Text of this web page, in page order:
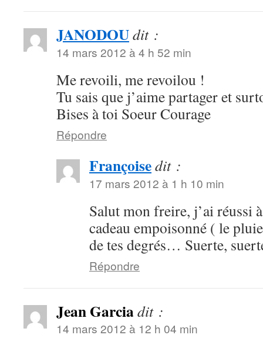
JANODOUdit :
14 mars 2012 à 4 h 52 min
Me revoili, me revoilou !
Tu sais que j’aime partager et
Bises à toi Soeur Courage
Répondre
Françoisedit :
17 mars 2012 à 1 h 10 min
Salut mon freire, j’ai réussi
cadeau empoisonné ( le
de tes degrés… Suerte,
Répondre
Jean Garciadit :
14 mars 2012 à 12 h 04 min